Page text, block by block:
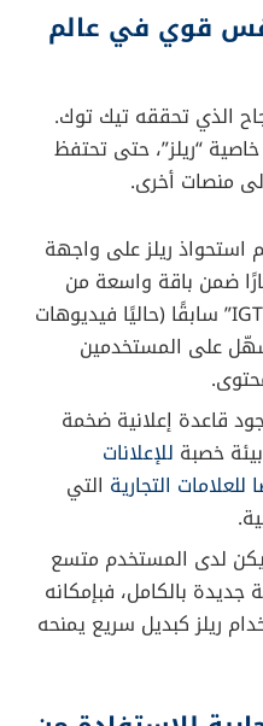
الفيديو القصير
الجوهرية التي ساهمت في
على تحليل ذوق
الأمر الذي يجعله يبقى
الجدد والأشخاص
عبر توصيات
يشعرون بأن فرصهم
حتى لو كانوا
والأغاني؛ إذ
والسفر،
الرياضية، وغيرها. كل
وجعل المنصة أكثر